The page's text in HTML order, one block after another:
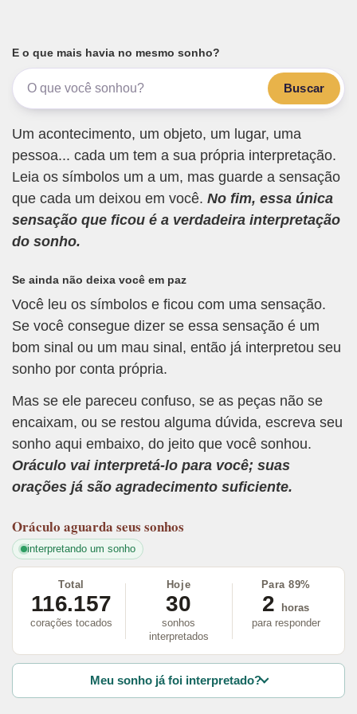
E o que mais havia no mesmo sonho?
Buscar
Um acontecimento, um objeto, um lugar, uma
pessoa... cada um tem a sua própria interpretação.
Leia os símbolos um a um, mas guarde a sensação
que cada um deixou em você. No fim, essa única
sensação que ficou é a verdadeira interpretação
do sonho.
Se ainda não deixa você em paz
Você leu os símbolos e ficou com uma sensação.
Se você consegue dizer se essa sensação é um
bom sinal ou um mau sinal, então já interpretou seu
sonho por conta própria.
Mas se ele pareceu confuso, se as peças não se
encaixam, ou se restou alguma dúvida, escreva seu
sonho aqui embaixo, do jeito que você sonhou.
Oráculo vai interpretá-lo para você; suas
orações já são agradecimento suficiente.
Oráculo aguarda seus sonhos
interpretando um sonho
Total
116.157
corações tocados
Hoje
30
sonhos
interpretados
Para 89%
2
horas
para responder
Meu sonho já foi interpretado?